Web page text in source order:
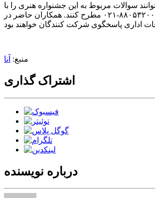
سوالات مربوط به این جشنواره هنری را با
شماره تماس؛ ۸۸۰۵۳۲۰۰-۰۲۱ مطرح کنند. همکاران حاضر در
منبع: آنا
اشتراک گذاری
درباره نویسنده